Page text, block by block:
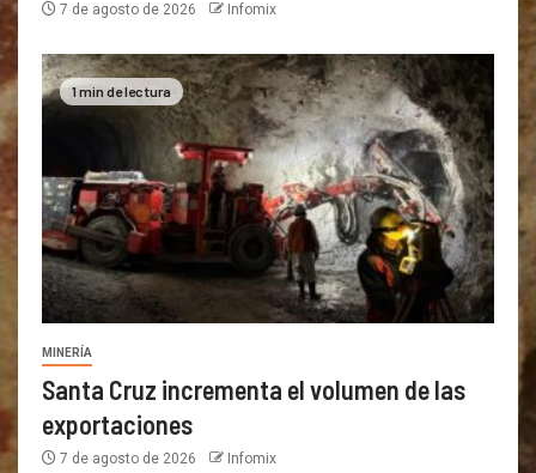
7 de agosto de 2026 Infomix
1 min de lectura
MINERÍA
Santa Cruz incrementa el volumen de las
exportaciones
7 de agosto de 2026 Infomix